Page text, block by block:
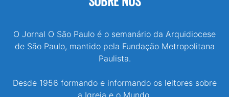
O Jornal O São Paulo é o semanário da Arquidiocese
de São Paulo, mantido pela Fundação Metropolitana
Paulista.
Desde 1956 formando e informando os leitores sobre